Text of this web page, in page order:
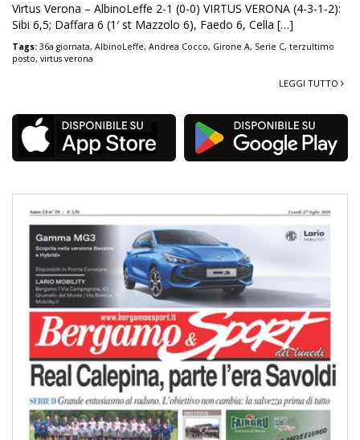
Virtus Verona – AlbinoLeffe 2-1 (0-0) VIRTUS VERONA (4-3-1-2):
Sibi 6,5; Daffara 6 (1′ st Mazzolo 6), Faedo 6, Cella […]
Tags: 36a giornata, AlbinoLeffe, Andrea Cocco, Girone A, Serie C, terzultimo
posto, virtus verona
LEGGI TUTTO